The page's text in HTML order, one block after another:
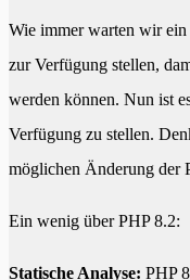
Wie immer warten wir
zur Verfügung stellen,
werden können. Nun ist
Verfügung zu stellen.
möglichen Änderung der
Ein wenig über PHP 8.2:
Statische Analyse: PHP